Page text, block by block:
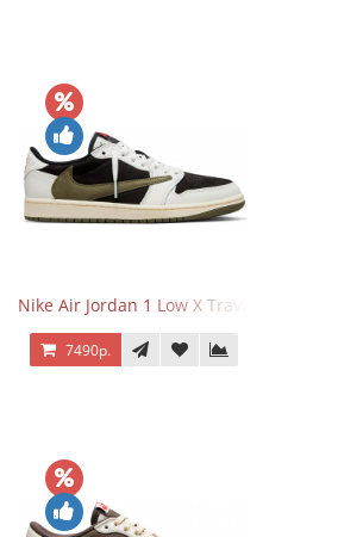
Nike Air Jordan 1 Low X Travis Scott Olive
7490р.